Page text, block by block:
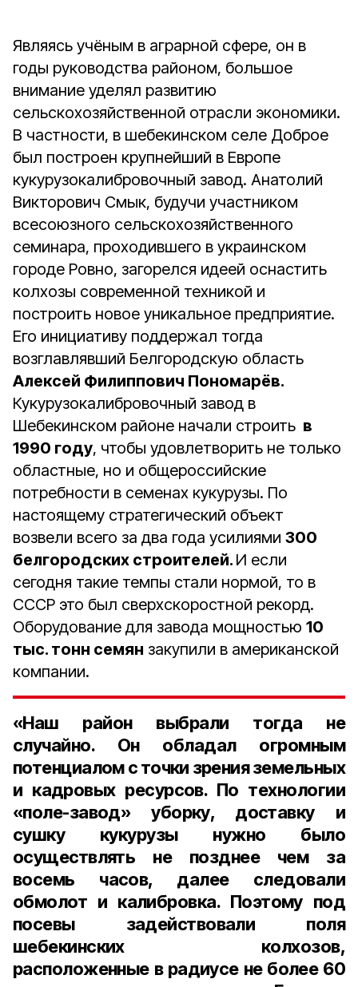
Являясь учёным в аграрной сфере, он в
годы руководства районом, большое
внимание уделял развитию
сельскохозяйственной отрасли экономики.
В частности, в шебекинском селе Доброе
был построен крупнейший в Европе
кукурузокалибровочный завод. Анатолий
Викторович Смык, будучи участником
всесоюзного сельскохозяйственного
семинара, проходившего в украинском
городе Ровно, загорелся идеей оснастить
колхозы современной техникой и
построить новое уникальное предприятие.
Его инициативу поддержал тогда
возглавлявший Белгородскую область
Алексей Филиппович Пономарёв.
Кукурузокалибровочный завод в
Шебекинском районе начали строить в
1990 году, чтобы удовлетворить не только
областные, но и общероссийские
потребности в семенах кукурузы. По
настоящему стратегический объект
возвели всего за два года усилиями 300
белгородских строителей. И если
сегодня такие темпы стали нормой, то в
СССР это был сверхскоростной рекорд.
Оборудование для завода мощностью 10
тыс. тонн семян закупили в американской
компании.
«Наш район выбрали тогда не
случайно. Он обладал огромным
потенциалом с точки зрения земельных
и кадровых ресурсов. По технологии
«поле-завод» уборку, доставку и
сушку кукурузы нужно было
осуществлять не позднее чем за
восемь часов, далее следовали
обмолот и калибровка. Поэтому под
посевы задействовали поля
шебекинских колхозов,
расположенные в радиусе не более 60